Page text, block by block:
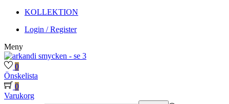
KOLLEKTION
Login / Register
Meny
0
Önskelista
0
Varukorg